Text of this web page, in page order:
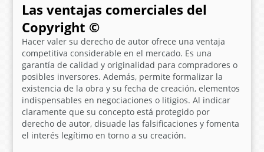
Las ventajas comerciales del
Copyright ©
Hacer valer su derecho de autor ofrece una ventaja
competitiva considerable en el mercado. Es una
garantía de calidad y originalidad para compradores o
posibles inversores. Además, permite formalizar la
existencia de la obra y su fecha de creación, elementos
indispensables en negociaciones o litigios. Al indicar
claramente que su concepto está protegido por
derecho de autor, disuade las falsificaciones y fomenta
el interés legítimo en torno a su creación.